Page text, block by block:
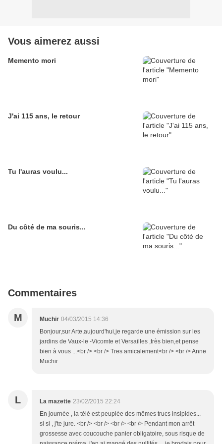
Vous aimerez aussi
Memento mori
J'ai 115 ans, le retour
Tu l'auras voulu...
Du côté de ma souris...
Commentaires
M Muchir 04/03/2015 14:36
Bonjour,sur Arte,aujourd'hui,je regarde une émission sur les
jardins de Vaux-le -Vicomte et Versailles ,très bien,et pense
bien à vous ...<br /> <br /> Tres amicalement<br /> <br /> Anne
Muchir
L La mazette 23/02/2015 22:24
En journée , la télé est peuplée des mêmes trucs insipides...
si si , j'te jure. <br /> <br /> <br /> <br /> Pendant mon arrêt
grossesse avec coucouche panier obligatoire, sous risque de